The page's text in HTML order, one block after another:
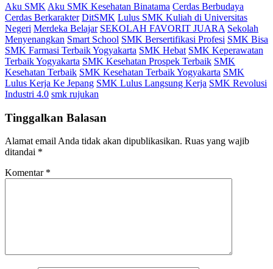
Aku SMK Aku SMK Kesehatan Binatama Cerdas Berbudaya
Cerdas Berkarakter DitSMK Lulus SMK Kuliah di Universitas
Negeri Merdeka Belajar SEKOLAH FAVORIT JUARA Sekolah
Menyenangkan Smart School SMK Bersertifikasi Profesi SMK Bisa
SMK Farmasi Terbaik Yogyakarta SMK Hebat SMK Keperawatan
Terbaik Yogyakarta SMK Kesehatan Prospek Terbaik SMK
Kesehatan Terbaik SMK Kesehatan Terbaik Yogyakarta SMK
Lulus Kerja Ke Jepang SMK Lulus Langsung Kerja SMK Revolusi
Industri 4.0 smk rujukan
Tinggalkan Balasan
Alamat email Anda tidak akan dipublikasikan. Ruas yang wajib
ditandai *
Komentar *